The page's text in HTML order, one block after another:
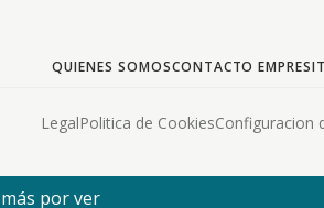
QUIENES SOMOSCONTACTO
LegalPolitica de CookiesConfiguracion
por ver